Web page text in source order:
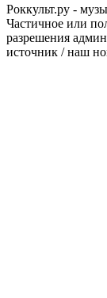
Роккульт.ру -
Частичное или
разрешения
источник / наш